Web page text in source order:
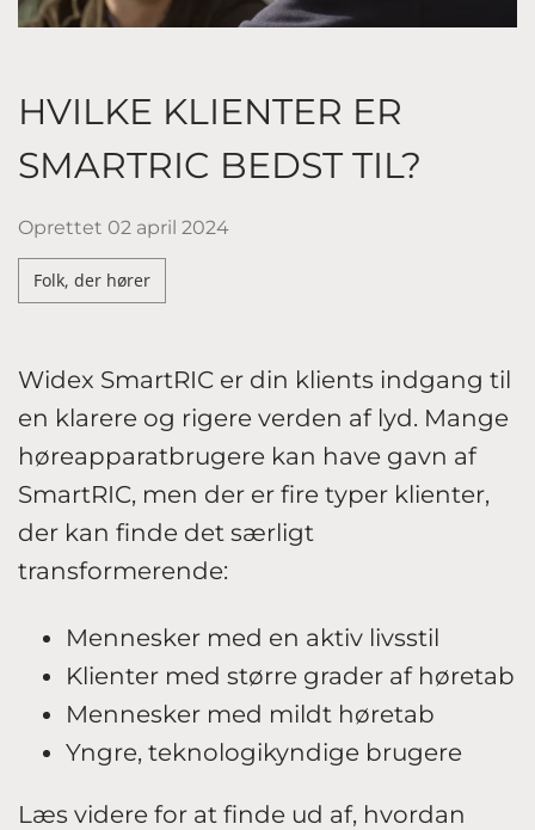
HVILKE KLIENTER ER
SMARTRIC BEDST TIL?
Oprettet 02 april 2024
Folk, der hører
Widex SmartRIC er din klients indgang til
en klarere og rigere verden af lyd. Mange
høreapparatbrugere kan have gavn af
SmartRIC, men der er fire typer klienter,
der kan finde det særligt
transformerende:
Mennesker med en aktiv livsstil
Klienter med større grader af høretab
Mennesker med mildt høretab
Yngre, teknologikyndige brugere
Læs videre for at finde ud af, hvordan